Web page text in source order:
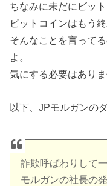
ちなみに未だにビッ
ビットコインはもう終
そんなことを言って
よ。
気にする必要はありま
以下、JPモルガンの
詐欺呼ばわりして
モルガンの社長の